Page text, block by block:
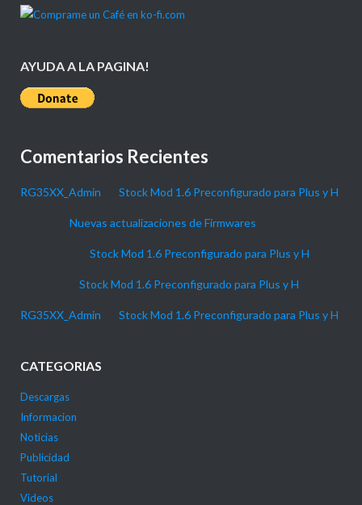
AYUDA A LA PAGINA!
Comentarios Recientes
RG35XX_Admin Stock Mod 1.6 Preconfigurado para Plus y H
Nuevas actualizaciones de Firmwares
Stock Mod 1.6 Preconfigurado para Plus y H
Stock Mod 1.6 Preconfigurado para Plus y H
RG35XX_Admin Stock Mod 1.6 Preconfigurado para Plus y H
CATEGORIAS
Descargas
Informacion
Noticias
Publicidad
Tutorial
Videos